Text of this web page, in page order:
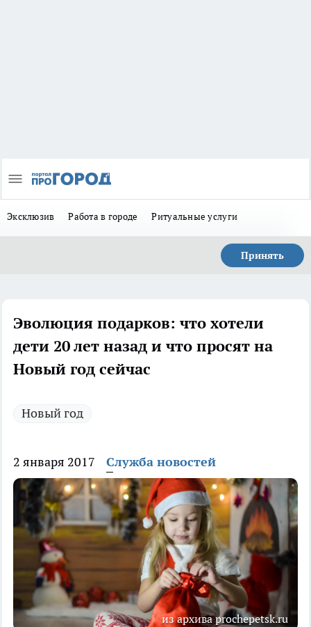
Эксклюзив Работа в городе Ритуальные услуги
Принять
Эволюция подарков: что хотели
дети 20 лет назад и что просят на
Новый год сейчас
Новый год
2 января 2017 Служба новостей
из архива prochepetsk.ru